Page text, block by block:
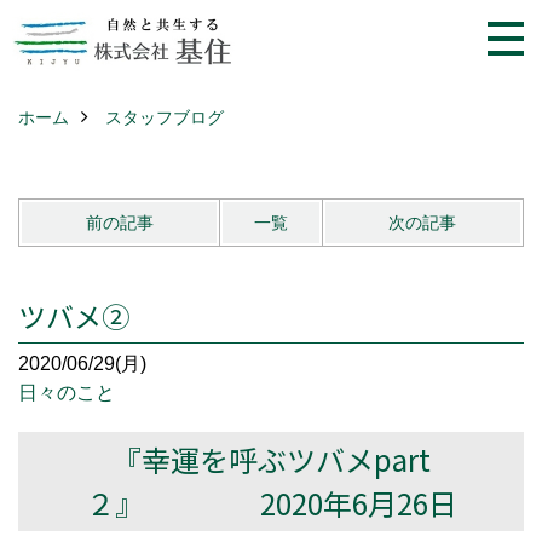
ホーム スタッフブログ
前の記事 一覧 次の記事
ツバメ②
2020/06/29(月)
日々のこと
『幸運を呼ぶツバメpart
２』 2020年6月26日